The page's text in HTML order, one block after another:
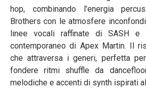
hop, combinando l’energia
Brothers con le atmosfere
linee vocali raffinate di SASH e
contemporaneo di Apex Martin. Il
che attraversa i generi, perfetta
fondere ritmi shuffle da
melodiche e accenti di synth ispirati